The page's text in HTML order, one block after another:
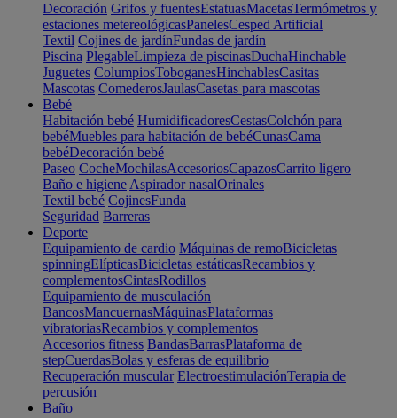
Decoración Grifos y fuentesEstatuasMacetasTermómetros y
estaciones metereológicasPanelesCesped Artificial
Textil Cojines de jardínFundas de jardín
Piscina PlegableLimpieza de piscinasDuchaHinchable
Juguetes ColumpiosToboganesHinchablesCasitas
Mascotas ComederosJaulasCasetas para mascotas
Bebé
Habitación bebé HumidificadoresCestasColchón para
bebéMuebles para habitación de bebéCunasCama
bebéDecoración bebé
Paseo CocheMochilasAccesoriosCapazosCarrito ligero
Baño e higiene Aspirador nasalOrinales
Textil bebé CojinesFunda
Seguridad Barreras
Deporte
Equipamiento de cardio Máquinas de remoBicicletas
spinningElípticasBicicletas estáticasRecambios y
complementosCintasRodillos
Equipamiento de musculación
BancosMancuernasMáquinasPlataformas
vibratoriasRecambios y complementos
Accesorios fitness BandasBarrasPlataforma de
stepCuerdasBolas y esferas de equilibrio
Recuperación muscular ElectroestimulaciónTerapia de
percusión
Baño